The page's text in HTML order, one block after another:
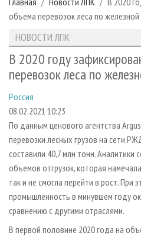
РУБРИКИ ЖУРНАЛА
ЛЕСОЗАГОТОВКА
ЛЕСОПИЛЕНИЕ
СУШКА ДРЕВЕСИНЫ
ПРОИЗВОДСТВО ДРЕВЕСНЫХ
ДЕРЕВЯННОЕ
ПРОИЗВОДСТВО МЕБЕЛИ
БИОЭНЕРГЕТИКА
ЦБП
ИНСТРУМЕНТ И МАТЕРИАЛЫ
НОВОСТИ
НОВОСТИ ЛПК
НОВОСТИ ЖУРНАЛА
ПРОЕКТЫ ЛПИ
АНАЛИТИКА
ПРЕДПРИЯТИЯ ЛПК
ПЕРСОНЫ
МОБИЛЬНЫЕ ВЫСТАВКИ
ОФИЦИАЛЬНЫЕ ДЕЛЕГАЦИИ
ПРИОРИТЕТНЫЕ
RUSSIAN FORESTRY REVIEW
ГАЗЕТА ЛЕСПРОМФОРУМ
БИБЛИОТЕКА СПЕЦИАЛИСТА
АРХИВ
АРХИВ ЖУРНАЛОВ
О ЖУРНАЛЕ
КОНТАКТЫ
РЕКЛАМОДАТЕЛЯМ
РЕКЛАМА
РЕКЛАМА НА САЙТЕ
объема перевозок леса по
НОВОСТИ ЛПК
В 2020 году
перевозок леса по
Россия
08.02.2021 10:23
По данным ценового агентства
перевозки лесных грузов на сети
составили 40,7 млн тонн. Аналитики
объемов отгрузок, которая
так и не смогла перейти в рост. При
промышленность в минувшем году
сравнению с другими отраслями.
В первой половине 2020 года на